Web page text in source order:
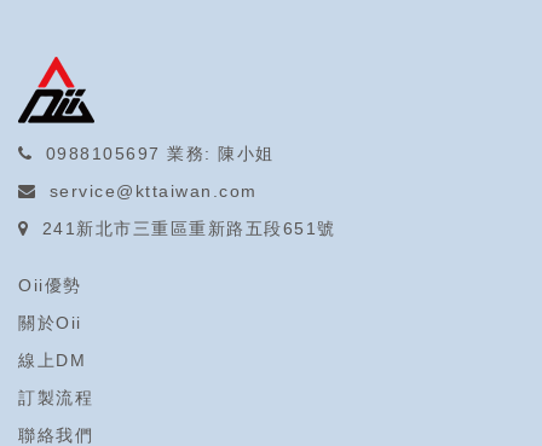
0988105697 業務: 陳小姐
service@kttaiwan.com
241新北市三重區重新路五段651號
Oii優勢
關於Oii
線上DM
訂製流程
聯絡我們